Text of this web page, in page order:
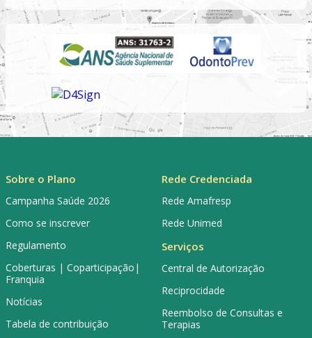
Sobre o Plano
Campanha Saúde 2026
Como se inscrever
Regulamento
Coberturas | Coparticipação|
Franquia
Notícias
Tabela de contribuição
Rede Credenciada
Rede Amafresp
Rede Unimed
Serviços
Central de Autorização
Reciprocidade
Reembolso de Consultas e
Terapias